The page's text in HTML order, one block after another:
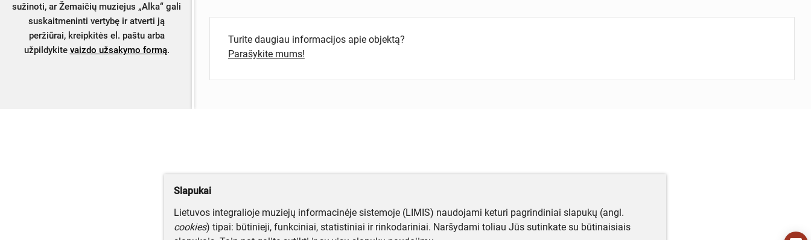
sužinoti, ar Žemaičių muziejus „Alka“ gali
suskaitmeninti vertybę ir atverti ją
peržiūrai, kreipkitės el. paštu arba
užpildykite vaizdo užsakymo formą.
Turite daugiau informacijos apie objektą?
Parašykite mums!
Slapukai
Lietuvos integralioje muziejų informacinėje sistemoje (LIMIS) naudojami keturi pagrindiniai slapukų (angl.
cookies) tipai: būtinieji, funkciniai, statistiniai ir rinkodariniai. Naršydami toliau Jūs sutinkate su būtinaisiais